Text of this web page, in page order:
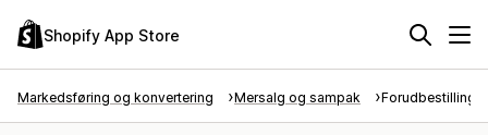
Shopify App Store
Markedsføring og konvertering Mersalg og sampak Forudbestillinger